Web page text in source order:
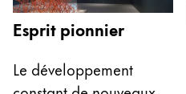
South Korea
한국어
New Zealand
Esprit pionnier
Le développement